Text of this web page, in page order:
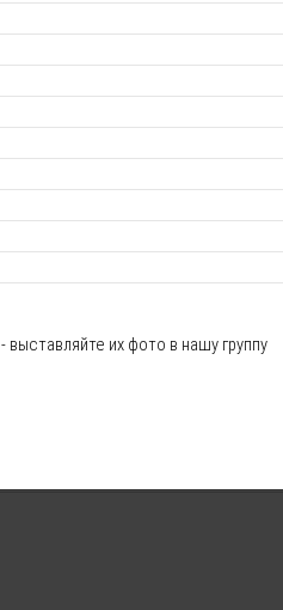
- выставляйте их фото в нашу группу